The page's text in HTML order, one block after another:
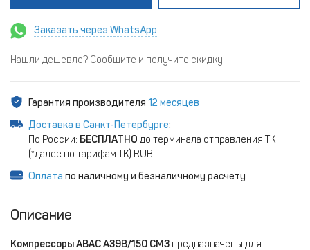
Заказать через WhatsApp
Нашли дешевле? Сообщите и получите скидку!
Гарантия производителя 12 месяцев
Доставка в Санкт-Петербурге:
По России: БЕСПЛАТНО до терминала отправления ТК
(*далее по тарифам ТК) RUB
Оплата по наличному и безналичному расчету
Описание
Компрессоры ABAC A39B/150 CM3 предназначены для